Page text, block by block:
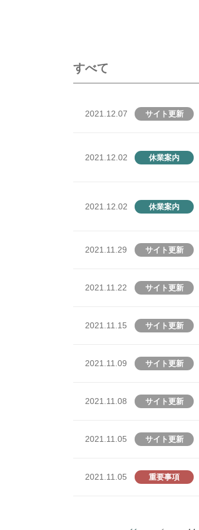
トピックス
すべて
2021.12.07 サイト更新
2021.12.02 休業案内
2021.12.02 休業案内
2021.11.29 サイト更新
2021.11.22 サイト更新
2021.11.15 サイト更新
2021.11.09 サイト更新
2021.11.08 サイト更新
2021.11.05 サイト更新
2021.11.05 重要事項